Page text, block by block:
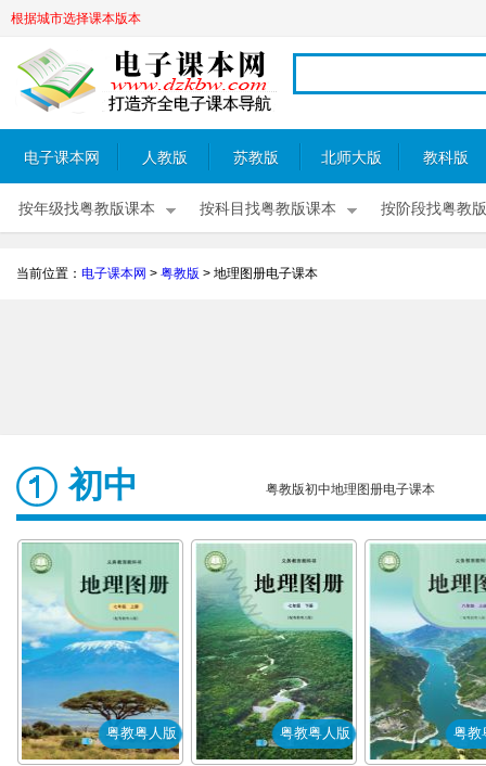
根据城市选择课本版本
电子课本网 人教版 苏教版 北师大版 教科版
按年级找粤教版课本 按科目找粤教版课本 按阶段找粤教
当前位置： 电子课本网 > 粤教版 > 地理图册电子课本
初中 粤教版初中地理图册电子课本
粤教粤人版 粤教粤人版 粤教